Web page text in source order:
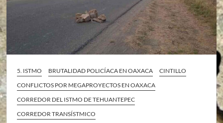
5. ISTMO BRUTALIDAD POLICÍACA EN OAXACA
CINTILLO
CONFLICTOS POR MEGAPROYECTOS EN OAXACA
CORREDOR DEL ISTMO DE TEHUANTEPEC
CORREDOR TRANSÍSTMICO